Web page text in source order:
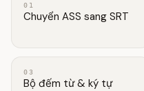
01
Chuyển ASS sang SRT
03
Bộ đếm từ & ký tự